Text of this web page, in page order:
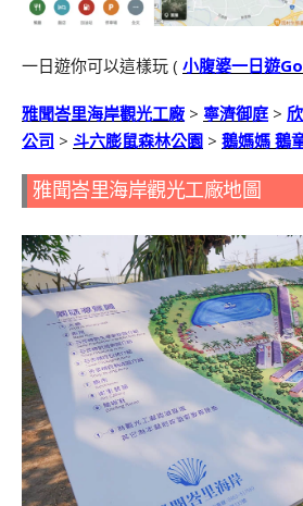
一日遊你可以這樣玩 ( 小腹婆一日遊
雅聞峇里海岸觀光工廠 > 寧濟御庭 >
公司 > 斗六膨鼠森林公園 > 鵝媽媽 鵝
雅聞峇里海岸觀光工廠地圖